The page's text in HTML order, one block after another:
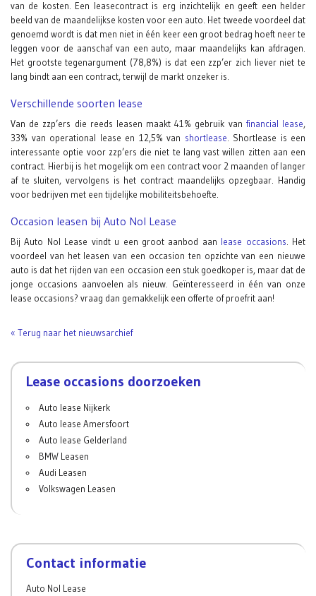
van de kosten. Een leasecontract is erg inzichtelijk en geeft een helder
beeld van de maandelijkse kosten voor een auto. Het tweede voordeel dat
genoemd wordt is dat men niet in één keer een groot bedrag hoeft neer te
leggen voor de aanschaf van een auto, maar maandelijks kan afdragen.
Het grootste tegenargument (78,8%) is dat een zzp’er zich liever niet te
lang bindt aan een contract, terwijl de markt onzeker is.
Verschillende soorten lease
Van de zzp’ers die reeds leasen maakt 41% gebruik van financial lease,
33% van operational lease en 12,5% van shortlease . Shortlease is een
interessante optie voor zzp’ers die niet te lang vast willen zitten aan een
contract. Hierbij is het mogelijk om een contract voor 2 maanden of langer
af te sluiten, vervolgens is het contract maandelijks opzegbaar. Handig
voor bedrijven met een tijdelijke mobiliteitsbehoefte.
Occasion leasen bij Auto Nol Lease
Bij Auto Nol Lease vindt u een groot aanbod aan lease occasions . Het
voordeel van het leasen van een occasion ten opzichte van een nieuwe
auto is dat het rijden van een occasion een stuk goedkoper is, maar dat de
jonge occasions aanvoelen als nieuw. Geïnteresseerd in één van onze
lease occasions? vraag dan gemakkelijk een offerte of proefrit aan!
« Terug naar het nieuwsarchief
Lease occasions doorzoeken
Auto lease Nijkerk
Auto lease Amersfoort
Auto lease Gelderland
BMW Leasen
Audi Leasen
Volkswagen Leasen
Contact informatie
Auto Nol Lease